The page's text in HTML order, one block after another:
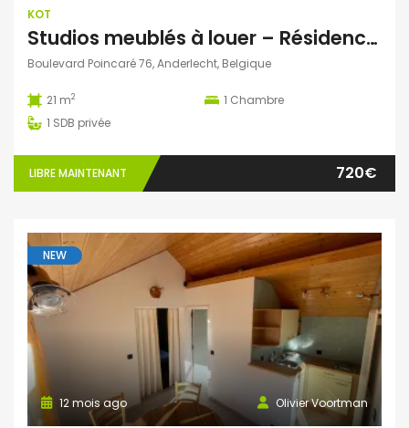
KOT
Studios meublés à louer – Résidence Ustel – Boulevard Poincaré, 76 – Anderlecht – à partir de 720 € charges incluses
Boulevard Poincaré 76, Anderlecht, Belgique
21 m2 1 Chambre
1 SDB privée
LIBRE MAINTENANT 720€
NEW
Olivier Voortman
12 mois ago